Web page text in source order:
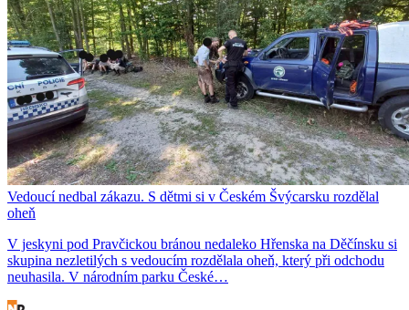
Vedoucí nedbal zákazu. S dětmi si v Českém Švýcarsku rozdělal
oheň
V jeskyni pod Pravčickou bránou nedaleko Hřenska na Děčínsku si
skupina nezletilých s vedoucím rozdělala oheň, který při odchodu
neuhasila. V národním parku České…